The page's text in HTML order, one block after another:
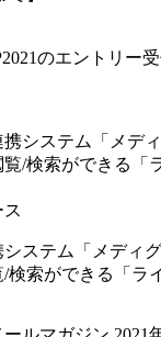
のエントリー
ステム「メディ
検索ができる「ラ